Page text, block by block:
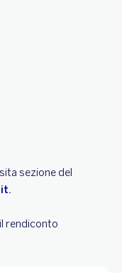
sezione del
rendiconto